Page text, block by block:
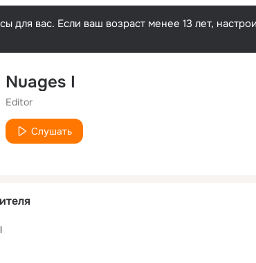
для вас. Если ваш возраст менее 13 лет,
Nuages I
Editor
Слушать